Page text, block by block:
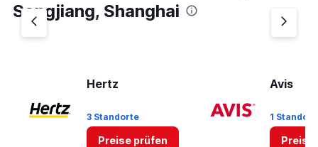
Songjiang, Shanghai
Hertz
3 Standorte
Preise prüfen
Avis
1 Standort
Preise